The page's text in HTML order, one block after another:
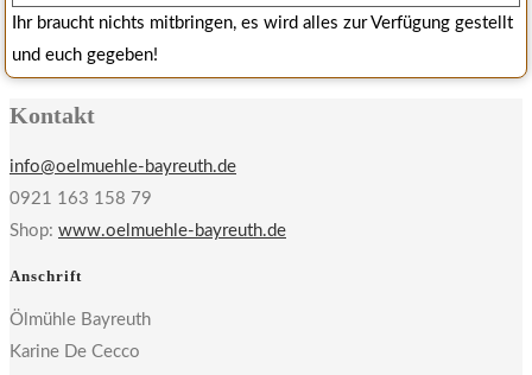
Ihr braucht nichts mitbringen, es wird alles zur Verfügung gestellt
und euch gegeben!
Kontakt
info@oelmuehle-bayreuth.de
0921 163 158 79
Shop: www.oelmuehle-bayreuth.de
Anschrift
Ölmühle Bayreuth
Karine De Cecco